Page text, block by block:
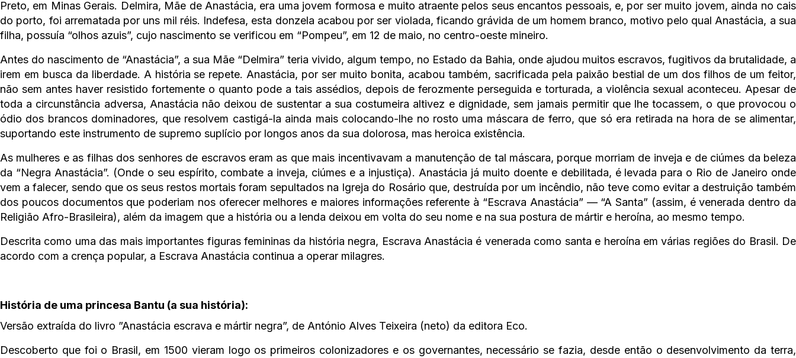
Preto, em Minas Gerais. Delmira, Mãe de Anastácia, era uma jovem formosa e muito atraente pelos seus encantos pessoais, e, por ser muito jovem, ainda no cais
do porto, foi arrematada por uns mil réis. Indefesa, esta donzela acabou por ser violada, ficando grávida de um homem branco, motivo pelo qual Anastácia, a sua
filha, possuía “olhos azuis”, cujo nascimento se verificou em “Pompeu”, em 12 de maio, no centro-oeste mineiro.
Antes do nascimento de “Anastácia”, a sua Mãe “Delmira” teria vivido, algum tempo, no Estado da Bahia, onde ajudou muitos escravos, fugitivos da brutalidade, a
irem em busca da liberdade. A história se repete. Anastácia, por ser muito bonita, acabou também, sacrificada pela paixão bestial de um dos filhos de um feitor,
não sem antes haver resistido fortemente o quanto pode a tais assédios, depois de ferozmente perseguida e torturada, a violência sexual aconteceu. Apesar de
toda a circunstância adversa, Anastácia não deixou de sustentar a sua costumeira altivez e dignidade, sem jamais permitir que lhe tocassem, o que provocou o
ódio dos brancos dominadores, que resolvem castigá-la ainda mais colocando-lhe no rosto uma máscara de ferro, que só era retirada na hora de se alimentar,
suportando este instrumento de supremo suplício por longos anos da sua dolorosa, mas heroica existência.
As mulheres e as filhas dos senhores de escravos eram as que mais incentivavam a manutenção de tal máscara, porque morriam de inveja e de ciúmes da beleza
da “Negra Anastácia”. (Onde o seu espírito, combate a inveja, ciúmes e a injustiça). Anastácia já muito doente e debilitada, é levada para o Rio de Janeiro onde
vem a falecer, sendo que os seus restos mortais foram sepultados na Igreja do Rosário que, destruída por um incêndio, não teve como evitar a destruição também
dos poucos documentos que poderiam nos oferecer melhores e maiores informações referente à “Escrava Anastácia” — “A Santa” (assim, é venerada dentro da
Religião Afro-Brasileira), além da imagem que a história ou a lenda deixou em volta do seu nome e na sua postura de mártir e heroína, ao mesmo tempo.
Descrita como uma das mais importantes figuras femininas da história negra, Escrava Anastácia é venerada como santa e heroína em várias regiões do Brasil. De
acordo com a crença popular, a Escrava Anastácia continua a operar milagres.
História de uma princesa Bantu (a sua história):
Versão extraída do livro ”Anastácia escrava e mártir negra”, de António Alves Teixeira (neto) da editora Eco.
Descoberto que foi o Brasil, em 1500 vieram logo os primeiros colonizadores e os governantes, necessário se fazia, desde então o desenvolvimento da terra,